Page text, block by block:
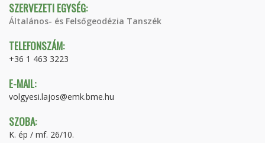
SZERVEZETI EGYSÉG:
Általános- és Felsőgeodézia Tanszék
TELEFONSZÁM:
+36 1 463 3223
E-MAIL:
volgyesi.lajos@emk.bme.hu
SZOBA:
K. ép / mf. 26/10.